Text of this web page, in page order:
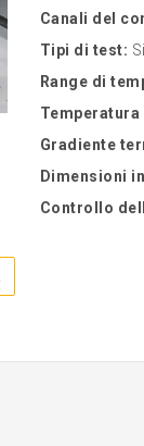
Canali del
Tipi di test:
Range di
Gradiente
Dimensioni
Controllo